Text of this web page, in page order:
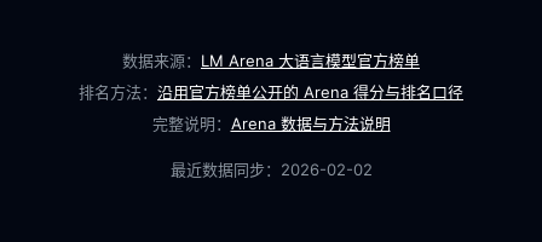
数据来源： LM Arena 大语言模型官方榜单
排名方法： 沿用官方榜单公开的 Arena 得分与排名口径
完整说明： Arena 数据与方法说明
最近数据同步： 2026-02-02